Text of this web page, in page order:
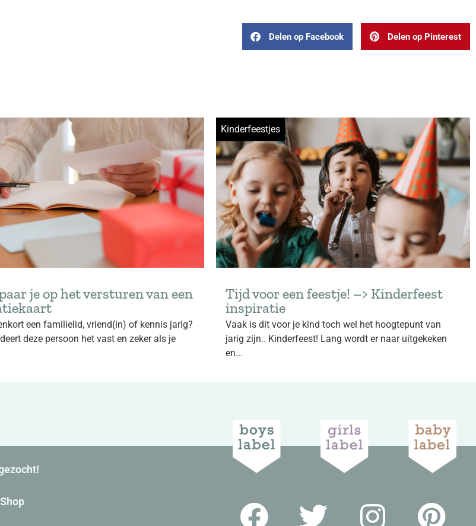
Delen op Facebook Delen op Pinterest
je op het versturen van een
een familielid, vriend(in) of kennis jarig?
deze persoon het vast en zeker als je
Kinderfeestjes
Tijd voor een feestje! –> Kinderfeest
inspiratie
Vaak is dit voor je kind toch wel het hoogtepunt van
jarig zijn.. Kinderfeest! Lang wordt er naar uitgekeken
en...